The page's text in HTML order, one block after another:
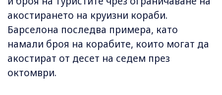
акостирането на круизни кораби.
Барселона последва примера, като
намали броя на корабите, които могат да
акостират от десет на седем през
октомври.